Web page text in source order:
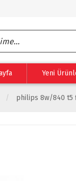
Yeni
philips 8w/840 t5